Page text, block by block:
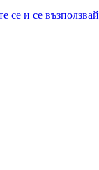
се и се